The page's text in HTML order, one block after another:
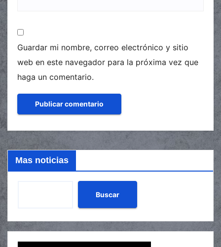
Guardar mi nombre, correo electrónico y sitio
web en este navegador para la próxima vez que
haga un comentario.
Mas noticias
Buscar